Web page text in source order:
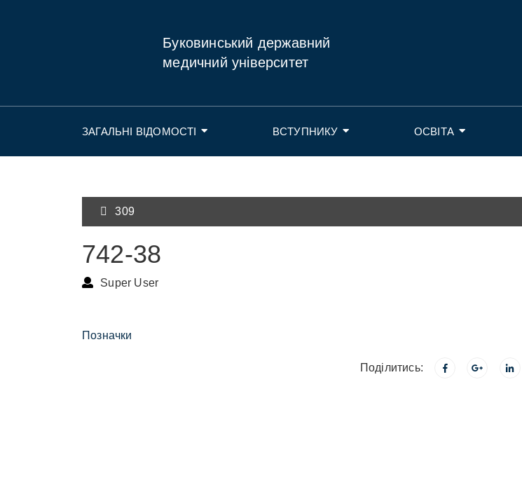
Буковинський державний
медичний університет
ЗАГАЛЬНІ ВІДОМОСТІ ВСТУПНИКУ ОСВІТА
309
742-38
Super User
Позначки
Поділитись: